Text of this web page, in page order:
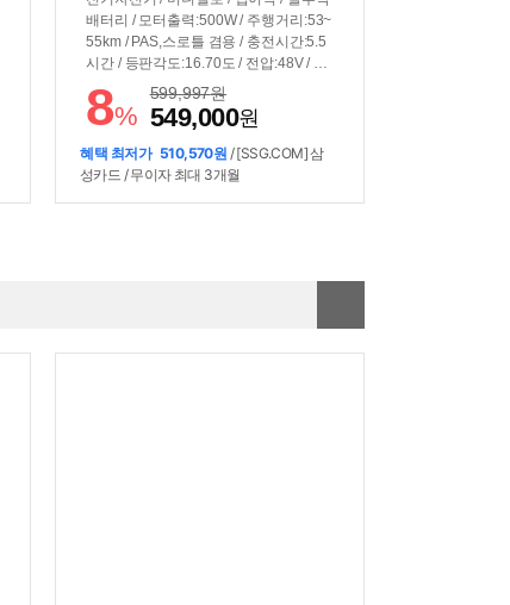
배터리 / 모터출력:500W / 주행거리:53~
55km / PAS,스로틀 겸용 / 충전시간:5.5
시간 / 등판각도:16.70도 / 전압:48V / 용
량:7.5Ah / 전력량:360Wh / 바퀴:36cm(1
4인치) / 1단 / 최고속도:25km/h / 디스크
브레이크 / 무게:29.7kg / 플랫바 / 서스
펜션:전륜+후륜+안장 / 짐받이 / 흙받이 /
LED계기판 / 전조등 / 후미등 / 클락션 /
8%
599,997원
549,000원
혜택 최저가 510,570원 / [SSG.COM] 삼
성카드 / 무이자 최대 3개월